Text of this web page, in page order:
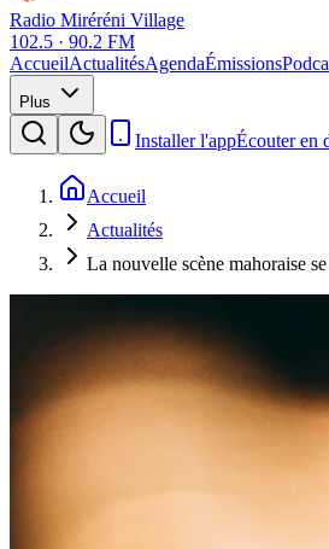
Radio Miréréni Village
102.5 · 90.2 FM
AccueilActualitésAgendaÉmissions
Plus
Installer l'appÉcouter en
Accueil
Actualités
La nouvelle scène mahoraise